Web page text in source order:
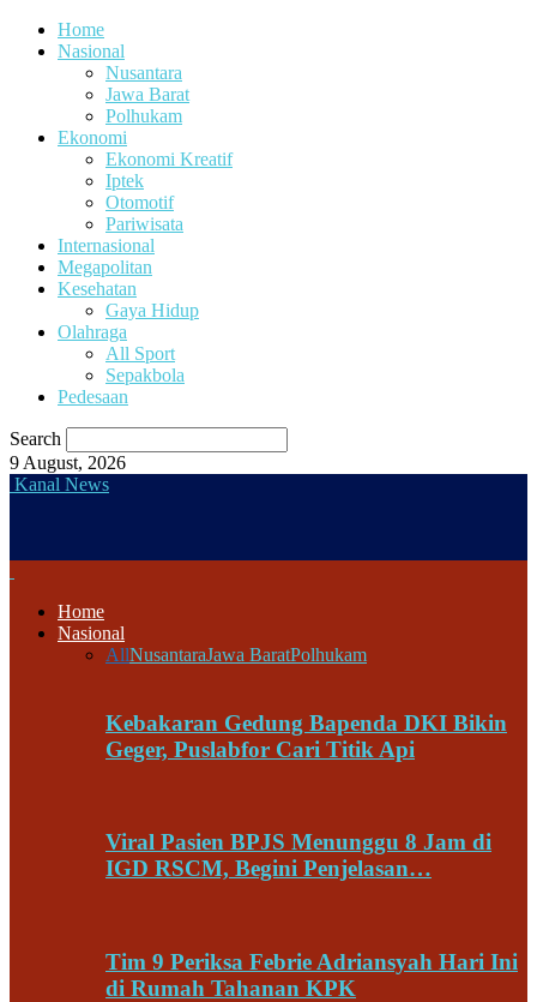
Home
Nasional
Nusantara
Jawa Barat
Polhukam
Ekonomi
Ekonomi Kreatif
Iptek
Otomotif
Pariwisata
Internasional
Megapolitan
Kesehatan
Gaya Hidup
Olahraga
All Sport
Sepakbola
Pedesaan
Search
9 August, 2026
Kanal News
Home
Nasional
AllNusantaraJawa BaratPolhukam
Kebakaran Gedung Bapenda DKI Bikin
Geger, Puslabfor Cari Titik Api
Viral Pasien BPJS Menunggu 8 Jam di
IGD RSCM, Begini Penjelasan…
Tim 9 Periksa Febrie Adriansyah Hari Ini
di Rumah Tahanan KPK